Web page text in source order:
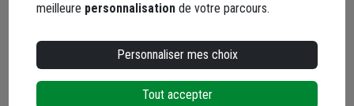
meilleure personnalisation de votre parcours.
Personnaliser mes choix
Tout accepter